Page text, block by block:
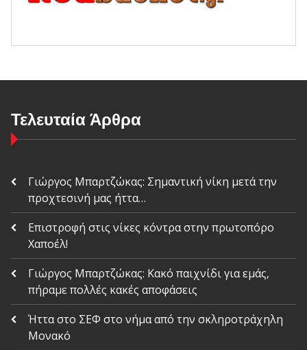
Τελευταία Άρθρα
Γιώργος Μπαρτζώκας: Σημαντική νίκη μετά την
προχτεσινή μας ήττα…
Επιστροφή στις νίκες κόντρα στην πρωτοπόρο
Χαποέλ!
Γιώργος Μπαρτζώκας: Κακό παιχνίδι για εμάς,
πήραμε πολλές κακές αποφάσεις
Ήττα στο ΣΕΦ στο νήμα από την σκληροτράχηλη
Μονακό